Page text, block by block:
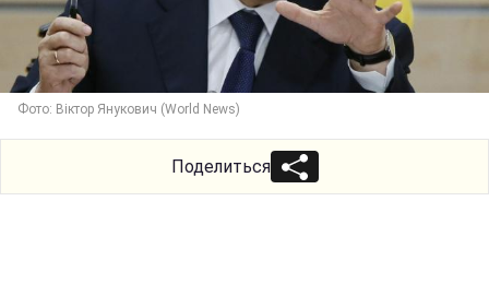
Фото: Віктор Янукович (World News)
Поделиться